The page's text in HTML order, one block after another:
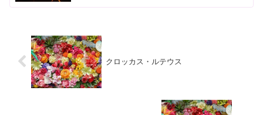
クロッカス・ルテウス